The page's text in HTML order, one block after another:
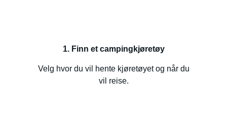
1. Finn et campingkjøretøy
Velg hvor du vil hente kjøretøyet og når du
vil reise.